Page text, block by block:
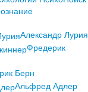
Александр Лурия
Фредерик
Берн
Альфред Адлер